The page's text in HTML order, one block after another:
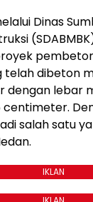
Dinas
telah dibeton
dengan lebar
salah satu
IKLAN